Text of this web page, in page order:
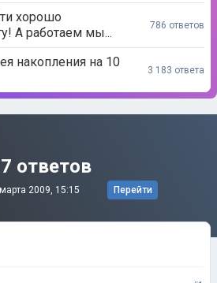
хорошо
А работаем мы...
786 ответов
накопления на 10
3 183 ответа
ответов
2009, 15:15 Перейти